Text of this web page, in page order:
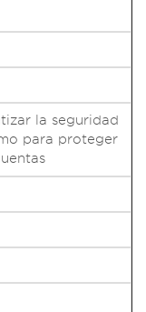
la seguridad
para proteger